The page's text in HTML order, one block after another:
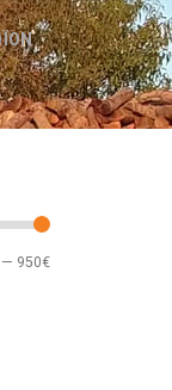
Ελάχιστη
Μέγιστη
— 950€